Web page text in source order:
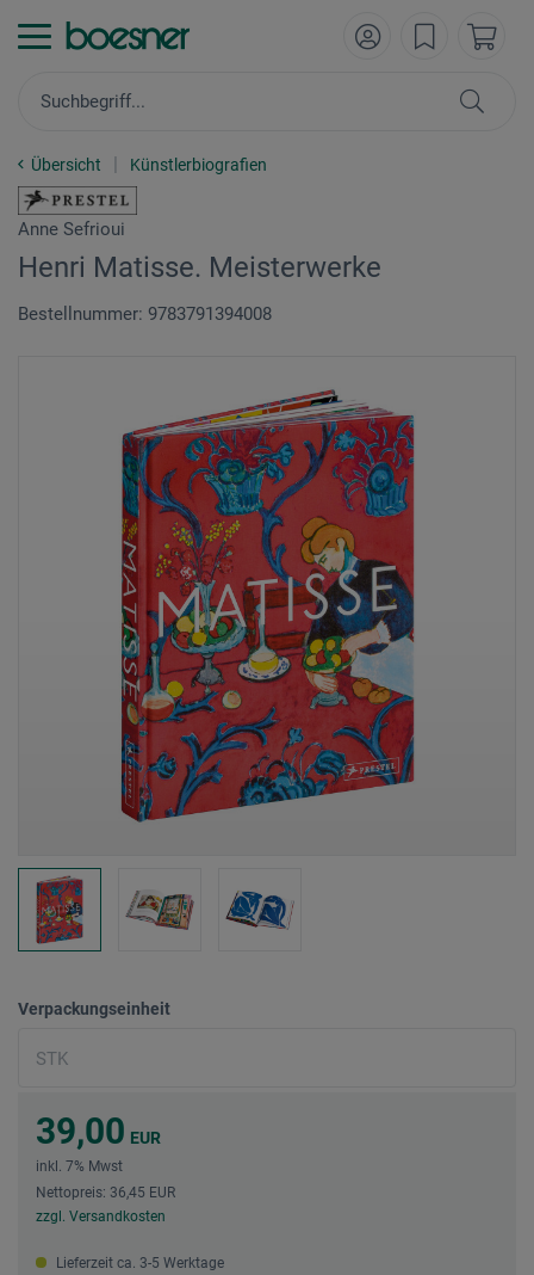
Übersicht Künstlerbiografien
Anne Sefrioui
Henri Matisse. Meisterwerke
Bestellnummer: 9783791394008
Verpackungseinheit
39,00 EUR
inkl. 7% Mwst
Nettopreis: 36,45 EUR
zzgl. Versandkosten
Lieferzeit ca. 3-5 Werktage